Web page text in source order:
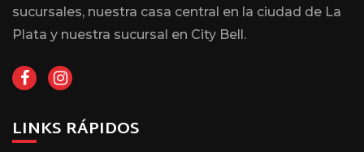
sucursales, nuestra casa central en la ciudad de La
Plata y nuestra sucursal en City Bell.
LINKS RÁPIDOS